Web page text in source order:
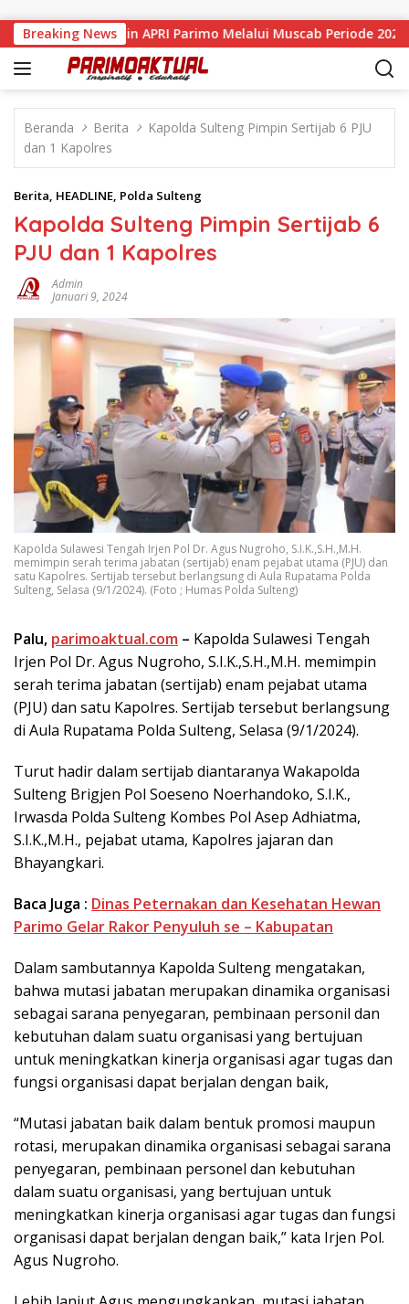
Breaking News
Pimpin APRI Parimo Melalui Muscab Periode 2026–2030
Beranda Berita
Kapolda Sulteng Pimpin Sertijab 6 PJU
dan 1 Kapolres
Berita, HEADLINE, Polda Sulteng
Kapolda Sulteng Pimpin Sertijab 6
PJU dan 1 Kapolres
Admin
Januari 9, 2024
Kapolda Sulawesi Tengah Irjen Pol Dr. Agus Nugroho, S.I.K.,S.H.,M.H.
memimpin serah terima jabatan (sertijab) enam pejabat utama (PJU) dan
satu Kapolres. Sertijab tersebut berlangsung di Aula Rupatama Polda
Sulteng, Selasa (9/1/2024). (Foto ; Humas Polda Sulteng)
Palu, parimoaktual.com – Kapolda Sulawesi Tengah
Irjen Pol Dr. Agus Nugroho, S.I.K.,S.H.,M.H. memimpin
serah terima jabatan (sertijab) enam pejabat utama
(PJU) dan satu Kapolres. Sertijab tersebut berlangsung
di Aula Rupatama Polda Sulteng, Selasa (9/1/2024).
Turut hadir dalam sertijab diantaranya Wakapolda
Sulteng Brigjen Pol Soeseno Noerhandoko, S.I.K.,
Irwasda Polda Sulteng Kombes Pol Asep Adhiatma,
S.I.K.,M.H., pejabat utama, Kapolres jajaran dan
Bhayangkari.
Baca Juga : Dinas Peternakan dan Kesehatan Hewan
Parimo Gelar Rakor Penyuluh se – Kabupatan
Dalam sambutannya Kapolda Sulteng mengatakan,
bahwa mutasi jabatan merupakan dinamika organisasi
sebagai sarana penyegaran, pembinaan personil dan
kebutuhan dalam suatu organisasi yang bertujuan
untuk meningkatkan kinerja organisasi agar tugas dan
fungsi organisasi dapat berjalan dengan baik,
“Mutasi jabatan baik dalam bentuk promosi maupun
rotasi, merupakan dinamika organisasi sebagai sarana
penyegaran, pembinaan personel dan kebutuhan
dalam suatu organisasi, yang bertujuan untuk
meningkatkan kinerja organisasi agar tugas dan fungsi
organisasi dapat berjalan dengan baik,” kata Irjen Pol.
Agus Nugroho.